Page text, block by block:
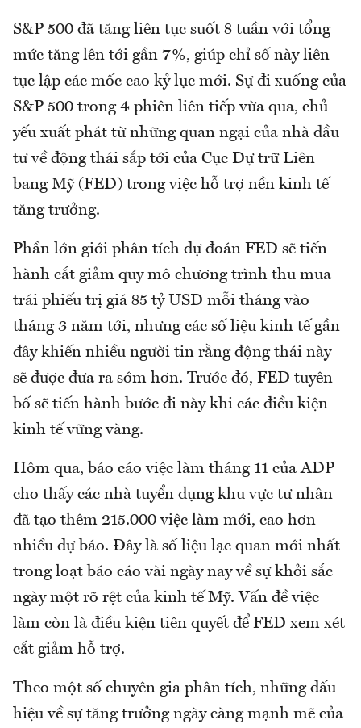
S&P 500 đã tăng liên tục suốt 8 tuần với tổng
mức tăng lên tới gần 7%, giúp chỉ số này liên
tục lập các mốc cao kỷ lục mới. Sự đi xuống của
S&P 500 trong 4 phiên liên tiếp vừa qua, chủ
yếu xuất phát từ những quan ngại của nhà đầu
tư về động thái sắp tới của Cục Dự trữ Liên
bang Mỹ (FED) trong việc hỗ trợ nền kinh tế
tăng trưởng.
Phần lớn giới phân tích dự đoán FED sẽ tiến
hành cắt giảm quy mô chương trình thu mua
trái phiếu trị giá 85 tỷ USD mỗi tháng vào
tháng 3 năm tới, nhưng các số liệu kinh tế gần
đây khiến nhiều người tin rằng động thái này
sẽ được đưa ra sớm hơn. Trước đó, FED tuyên
bố sẽ tiến hành bước đi này khi các điều kiện
kinh tế vững vàng.
Hôm qua, báo cáo việc làm tháng 11 của ADP
cho thấy các nhà tuyển dụng khu vực tư nhân
đã tạo thêm 215.000 việc làm mới, cao hơn
nhiều dự báo. Đây là số liệu lạc quan mới nhất
trong loạt báo cáo vài ngày nay về sự khởi sắc
ngày một rõ rệt của kinh tế Mỹ. Vấn đề việc
làm còn là điều kiện tiên quyết để FED xem xét
cắt giảm hỗ trợ.
Theo một số chuyên gia phân tích, những dấu
hiệu về sự tăng trưởng ngày càng mạnh mẽ của